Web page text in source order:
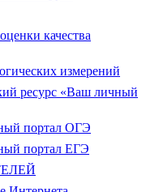
качества
измерений
ресурс «Ваш личный
портал ОГЭ
портал ЕГЭ